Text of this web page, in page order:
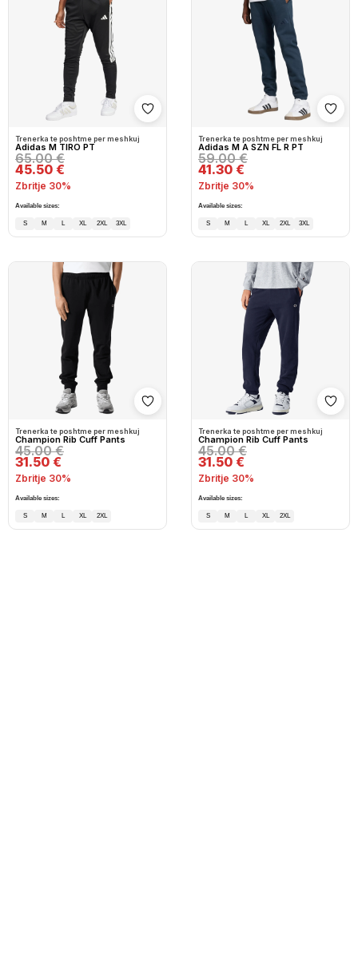
Shto në wishlist
Trenerka te poshtme per meshkuj
Adidas M TIRO PT
65.00 €
45.50 €
Zbritje 30%
Available sizes:
S M L XL 2XL 3XL
Trenerka te poshtme per meshkuj
Adidas M A SZN FL R PT
59.00 €
41.30 €
Zbritje 30%
Available sizes:
S M L XL 2XL 3XL
Shto në wishlist
Trenerka te poshtme per meshkuj
Champion Rib Cuff Pants
45.00 €
31.50 €
Zbritje 30%
Available sizes:
S M L XL 2XL
Trenerka te poshtme per meshkuj
Champion Rib Cuff Pants
45.00 €
31.50 €
Zbritje 30%
Available sizes:
S M L XL 2XL